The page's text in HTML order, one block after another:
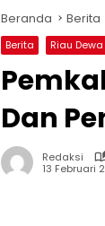
Beranda Berita
Berita Riau
Dan
Redaksi
13 Februari